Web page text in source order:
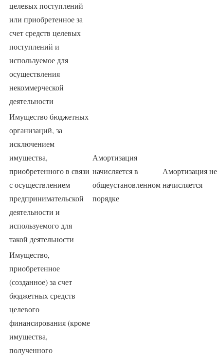
целевых поступлений
или приобретенное за
счет средств целевых
поступлений и
используемое для
осуществления
некоммерческой
деятельности
Имущество бюджетных
организаций, за
исключением
имущества,
приобретенного в связи
с осуществлением
предпринимательской
деятельности и
используемого для
такой деятельности
Амортизация
начисляется в
общеустановленном
порядке
Амортизация не
начисляется
Имущество,
приобретенное
(созданное) за счет
бюджетных средств
целевого
финансирования (кроме
имущества,
полученного